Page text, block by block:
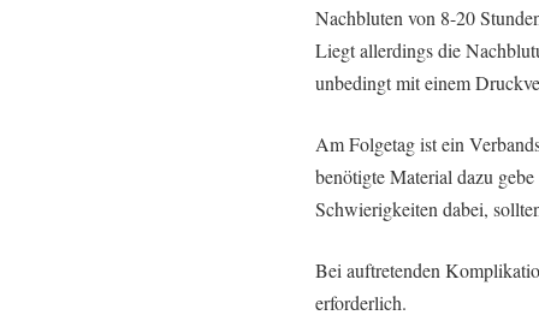
Nachbluten von 8-20
Liegt allerdings die
unbedingt mit einem
Am Folgetag ist ein
benötigte Material dazu
Schwierigkeiten dabei,
Bei auftretenden
erforderlich.